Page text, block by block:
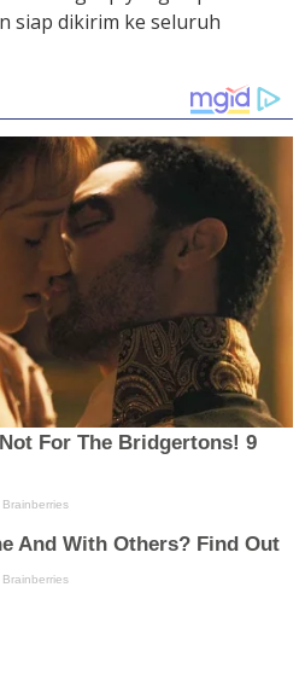
siap dikirim ke seluruh